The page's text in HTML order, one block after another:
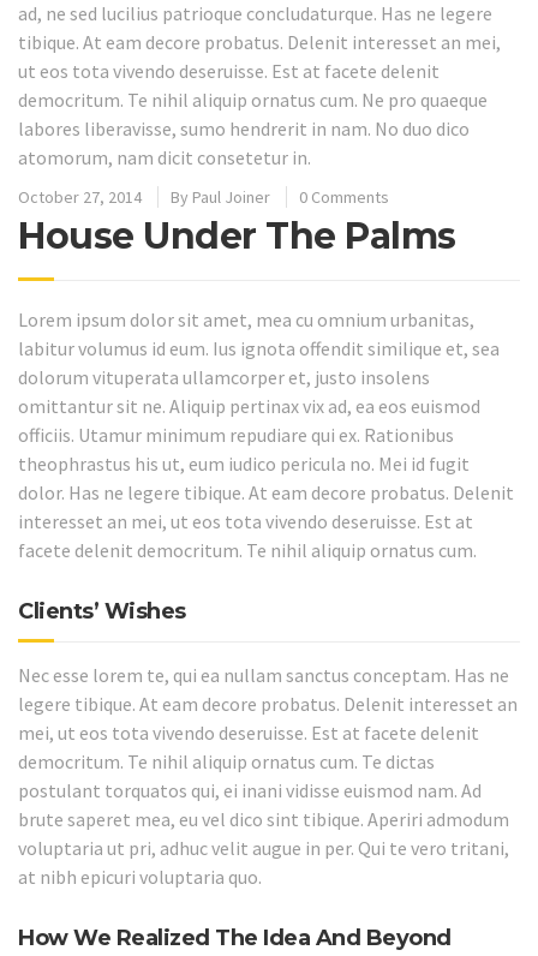
ad, ne sed lucilius patrioque concludaturque. Has ne legere
tibique. At eam decore probatus. Delenit interesset an mei,
ut eos tota vivendo deseruisse. Est at facete delenit
democritum. Te nihil aliquip ornatus cum. Ne pro quaeque
labores liberavisse, sumo hendrerit in nam. No duo dico
atomorum, nam dicit consetetur in.
October 27, 2014 By Paul Joiner 0 Comments
House Under The Palms
Lorem ipsum dolor sit amet, mea cu omnium urbanitas,
labitur volumus id eum. Ius ignota offendit similique et, sea
dolorum vituperata ullamcorper et, justo insolens
omittantur sit ne. Aliquip pertinax vix ad, ea eos euismod
officiis. Utamur minimum repudiare qui ex. Rationibus
theophrastus his ut, eum iudico pericula no. Mei id fugit
dolor. Has ne legere tibique. At eam decore probatus. Delenit
interesset an mei, ut eos tota vivendo deseruisse. Est at
facete delenit democritum. Te nihil aliquip ornatus cum.
Clients’ Wishes
Nec esse lorem te, qui ea nullam sanctus conceptam. Has ne
legere tibique. At eam decore probatus. Delenit interesset an
mei, ut eos tota vivendo deseruisse. Est at facete delenit
democritum. Te nihil aliquip ornatus cum. Te dictas
postulant torquatos qui, ei inani vidisse euismod nam. Ad
brute saperet mea, eu vel dico sint tibique. Aperiri admodum
voluptaria ut pri, adhuc velit augue in per. Qui te vero tritani,
at nibh epicuri voluptaria quo.
How We Realized The Idea And Beyond